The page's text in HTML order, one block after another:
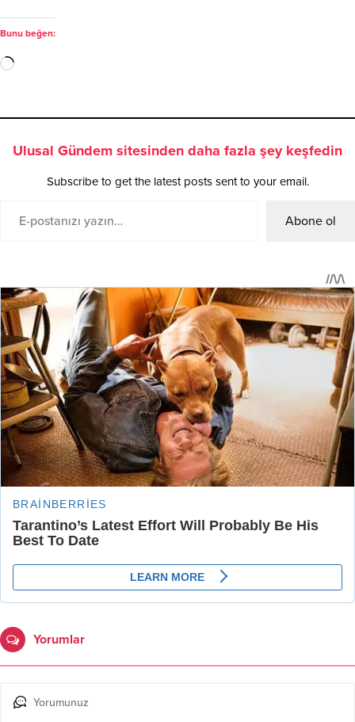
Bunu beğen:
Ulusal Gündem sitesinden daha fazla şey keşfedin
Subscribe to get the latest posts sent to your email.
Abone ol
Yorumlar